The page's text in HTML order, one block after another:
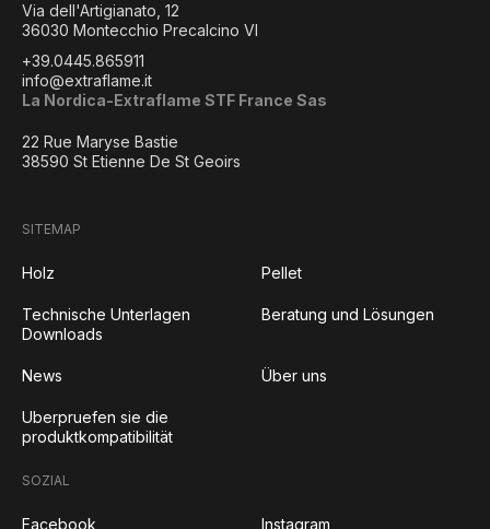
Via dell'Artigianato, 12
36030 Montecchio Precalcino VI
+39.0445.865911
info@extraflame.it
La Nordica-Extraflame STF France Sas
22 Rue Maryse Bastie
38590 St Etienne De St Geoirs
SITEMAP
Holz Pellet
Technische Unterlagen
Downloads
Beratung und Lösungen
News Über uns
Uberpruefen sie die
produktkompatibilität
SOZIAL
Facebook Instagram